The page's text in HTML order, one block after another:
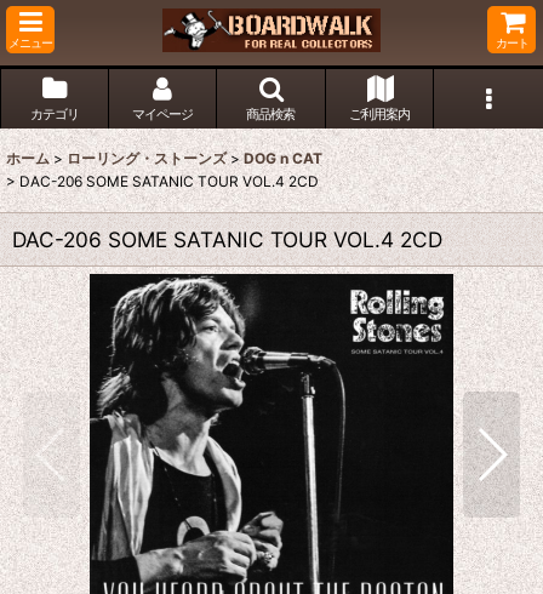
メニュー カート
カテゴリ マイページ 商品検索 ご利用案内
ホーム > ローリング・ストーンズ > DOG n CAT
> DAC-206 SOME SATANIC TOUR VOL.4 2CD
DAC-206 SOME SATANIC TOUR VOL.4 2CD